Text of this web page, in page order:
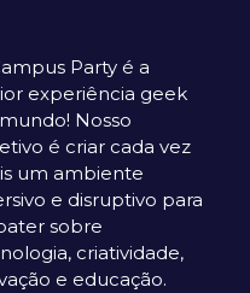
Party é a
experiência geek
Nosso
é criar cada vez
um ambiente
e disruptivo para
sobre
criatividade,
e educação.